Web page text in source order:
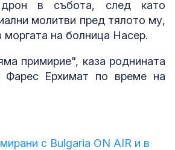
дрон в събота, след като
молитви пред тялото му,
моргата на болница Насер.
примирие", каза роднината
Ерхимат по време на
с Bulgaria ON AIR и в